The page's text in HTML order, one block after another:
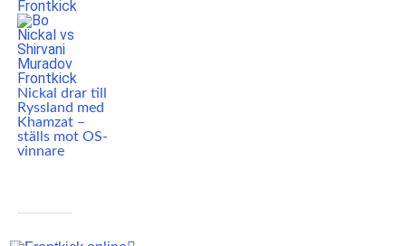
Nickal drar till
Ryssland med
Khamzat –
ställs mot OS-
vinnare